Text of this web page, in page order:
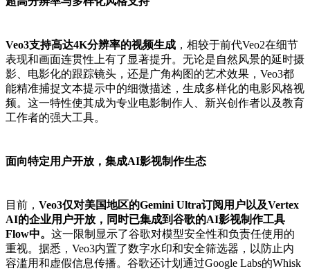
Veo3支持高达4K分辨率的视频生成 ，相较于前代Veo2在细节
表现和画面连贯性上有了显著提升。无论是自然风景的延时摄
影、电影化的跟踪镜头，还是广角构图的艺术效果，Veo3都
能精准捕捉文本提示中的细微描述，生成多样化的电影风格视
频。这一特性使其成为专业电影制作人、新兴创作者以及教育
工作者的强大工具。
面向特定用户开放，集成AI影视制作生态
目前， Veo3仅对美国地区的Gemini Ultra订阅用户以及Vertex
AI的企业用户开放，同时已集成到谷歌的AI影视制作工具
Flow中。 这一限制显示了谷歌对模型安全性和负责任使用的
重视。据悉，Veo3内置了数字水印和安全筛选器，以防止内
容滥用和虚假信息传播。谷歌还计划通过Google Labs的Whisk